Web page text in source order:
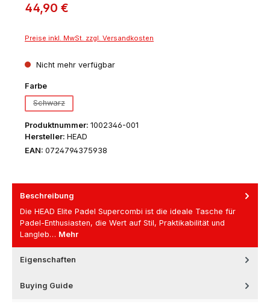
44,90 €
Preise inkl. MwSt. zzgl. Versandkosten
Nicht mehr verfügbar
Farbeauswählen
Schwarz
(Diese Option ist zurzeit nicht verfügbar.)
Produktnummer: 1002346-001
Hersteller: HEAD
EAN: 0724794375938
Beschreibung
Die HEAD Elite Padel Supercombi ist die ideale Tasche für
Padel-Enthusiasten, die Wert auf Stil, Praktikabilität und
Langleb… Mehr
Eigenschaften
Buying Guide